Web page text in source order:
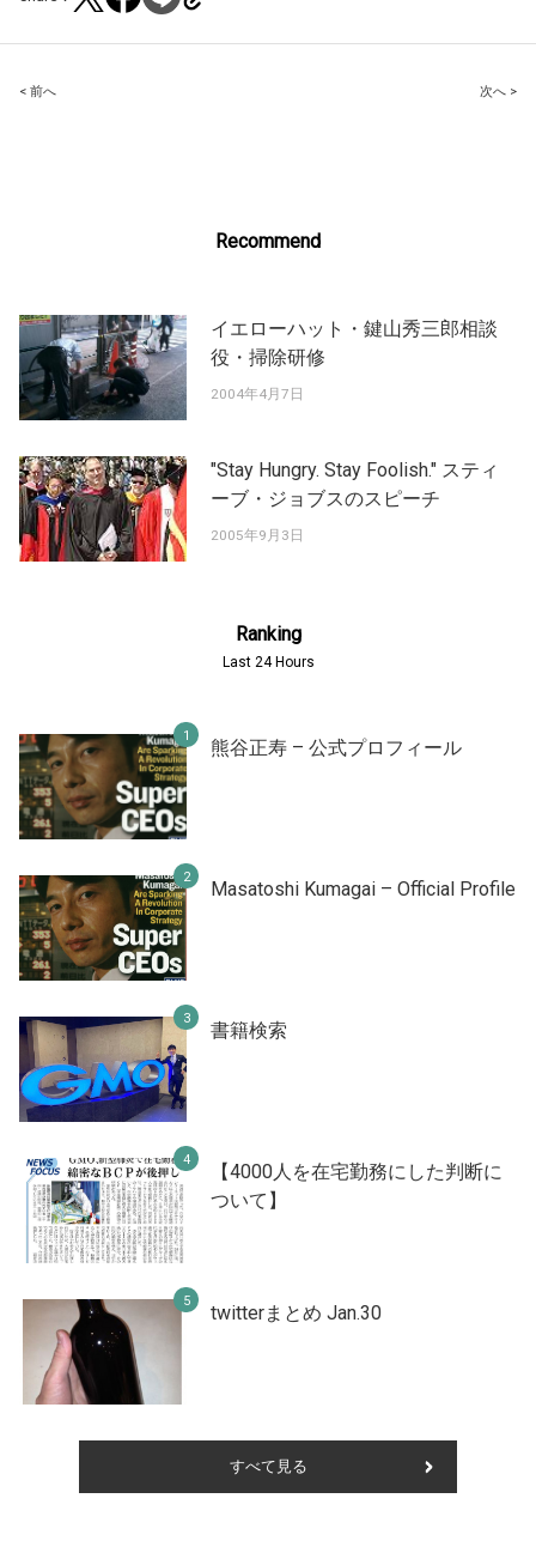
Post
< 前へ 次へ >
Recommend
イエローハット・鍵山秀三郎相談
役・掃除研修
2004年4月7日
"Stay Hungry. Stay Foolish." スティ
ーブ・ジョブスのスピーチ
2005年9月3日
Ranking
Last 24 Hours
熊谷正寿 – 公式プロフィール
Masatoshi Kumagai – Official Profile
書籍検索
【4000人を在宅勤務にした判断に
ついて】
twitterまとめ Jan.30
すべて見る